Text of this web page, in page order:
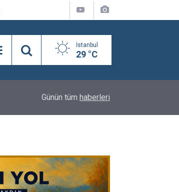
İstanbul
29 °C
Yıldırım Kaya: "LGS'nin Kazananı Yine Eşitsizlik
Günün tüm haberleri